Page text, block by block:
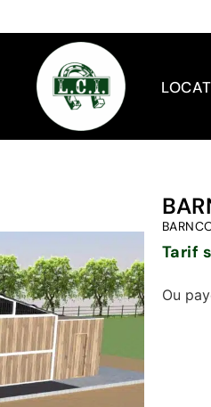
Tarif
Ou